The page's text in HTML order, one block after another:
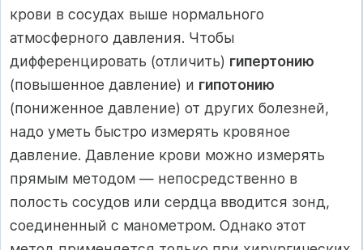
крови в сосудах выше нормального
атмосферного давления. Чтобы
дифференцировать (отличить) гипертонию
(повышенное давление) и гипотонию
(пониженное давление) от других болезней,
надо уметь быстро измерять кровяное
давление. Давление крови можно измерять
прямым методом — непосредственно в
полость сосудов или сердца вводится зонд,
соединенный с манометром. Однако этот